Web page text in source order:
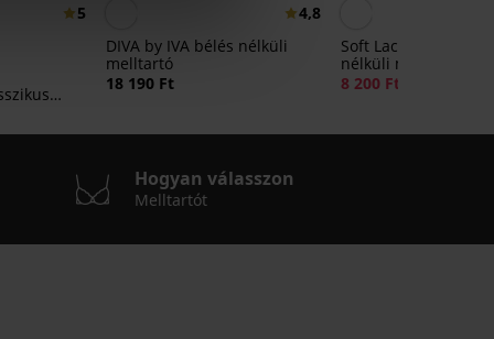
5
4,8
DIVA by IVA bélés nélküli
melltartó
18 190 Ft
Soft Lace II bélelt,
nélküli melltartó
8 200 Ft
Hogyan válasszon
Melltartót